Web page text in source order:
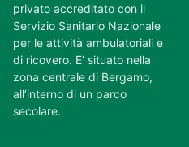
privato accreditato con il
Servizio Sanitario Nazionale
per le attività ambulatoriali e
di ricovero. E’ situato nella
zona centrale di Bergamo,
all’interno di un parco
secolare.